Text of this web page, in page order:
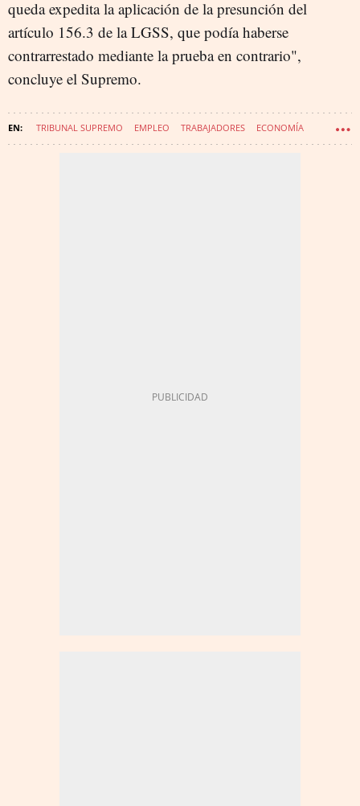
queda expedita la aplicación de la presunción del
artículo 156.3 de la LGSS, que podía haberse
contrarrestado mediante la prueba en contrario",
concluye el Supremo.
TRIBUNAL SUPREMO EMPLEO TRABAJADORES ECONOMÍA